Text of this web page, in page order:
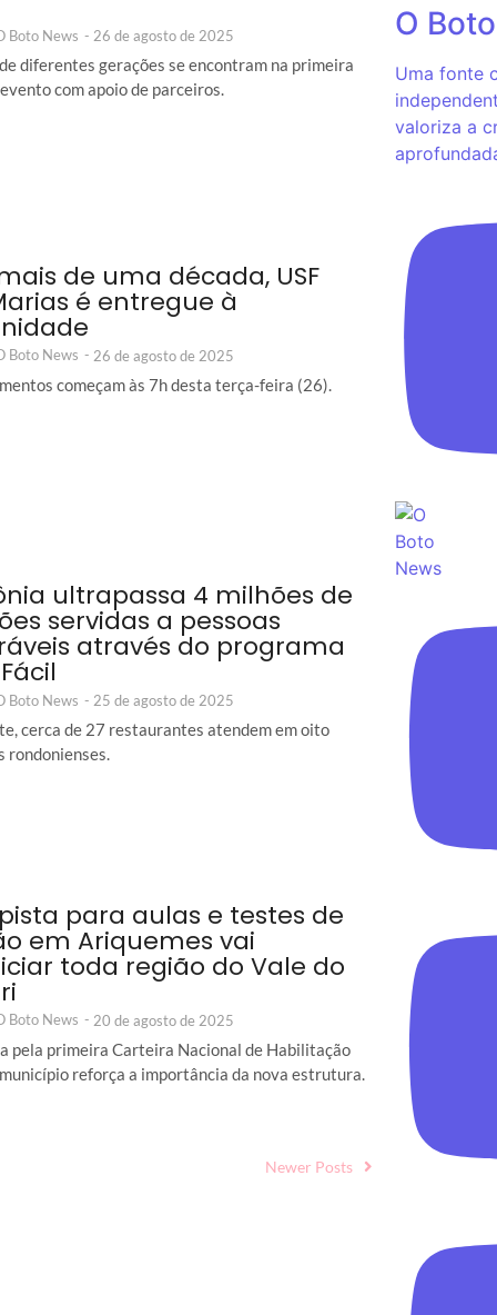
Boto News - 26 de agosto de 2025
diferentes gerações se encontram na primeira
com apoio de parceiros.
de uma década, USF
é entregue à
Boto News - 26 de agosto de 2025
começam às 7h desta terça-feira (26).
ultrapassa 4 milhões de
servidas a pessoas
através do programa
Boto News - 25 de agosto de 2025
cerca de 27 restaurantes atendem em oito
rondonienses.
para aulas e testes de
em Ariquemes vai
toda região do Vale do
Boto News - 20 de agosto de 2025
pela primeira Carteira Nacional de Habilitação
reforça a importância da nova estrutura.
Newer Posts
O
Uma fonte
valoriza a